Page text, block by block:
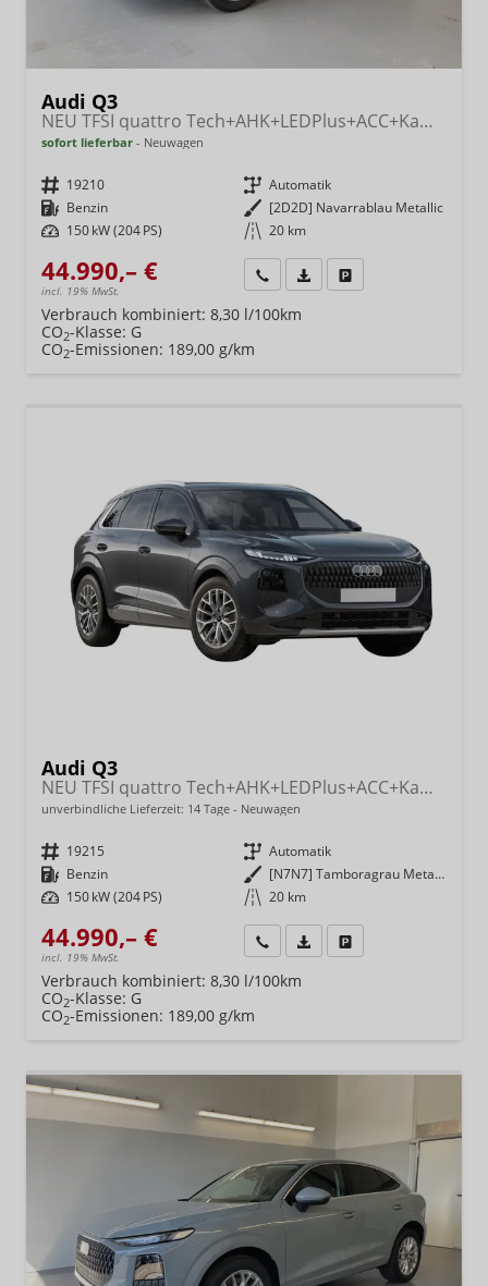
Audi Q3
NEU TFSI quattro Tech+AHK+LEDPlus+ACC+Kamera+Alu18+Volllack
sofort lieferbar Neuwagen
Fahrzeugnr. 19210 Getriebe Automatik
Kraftstoff Benzin Außenfarbe [2D2D] Navarrablau Metallic
Leistung 150 kW (204 PS) Kilometerstand 20 km
44.990,– €
incl. 19% MwSt.
Wir rufen Sie anFahrzeugexposé (PDF)
Verbrauch kombiniert: 8,30 l/100km
CO2-Klasse: G
CO2-Emissionen: 189,00 g/km
Audi Q3
NEU TFSI quattro Tech+AHK+LEDPlus+ACC+Kamera+Alu18+Volllack
unverbindliche Lieferzeit: 14 Tage Neuwagen
Fahrzeugnr. 19215 Getriebe Automatik
Kraftstoff Benzin Außenfarbe
[N7N7] Tamboragrau Metallic
Leistung 150 kW (204 PS) Kilometerstand 20 km
44.990,– €
incl. 19% MwSt.
Wir rufen Sie anFahrzeugexposé (PDF)
Verbrauch kombiniert: 8,30 l/100km
CO2-Klasse: G
CO2-Emissionen: 189,00 g/km